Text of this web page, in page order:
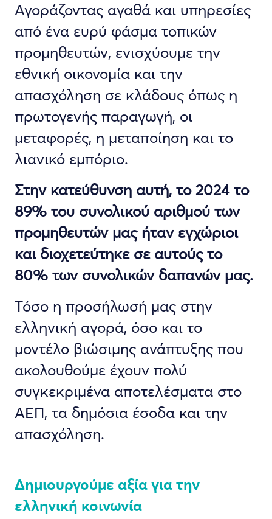
Αγοράζοντας αγαθά και υπηρεσίες
από ένα ευρύ φάσμα τοπικών
προμηθευτών, ενισχύουμε την
εθνική οικονομία και την
απασχόληση σε κλάδους όπως η
πρωτογενής παραγωγή, οι
μεταφορές, η μεταποίηση και το
λιανικό εμπόριο.
Στην κατεύθυνση αυτή, το 2024 το
89% του συνολικού αριθμού των
προμηθευτών μας ήταν εγχώριοι
και διοχετεύτηκε σε αυτούς το
80% των συνολικών δαπανών μας.
Τόσο η προσήλωσή μας στην
ελληνική αγορά, όσο και το
μοντέλο βιώσιμης ανάπτυξης που
ακολουθούμε έχουν πολύ
συγκεκριμένα αποτελέσματα στο
ΑΕΠ, τα δημόσια έσοδα και την
απασχόληση.
Δημιουργούμε αξία για την
ελληνική κοινωνία